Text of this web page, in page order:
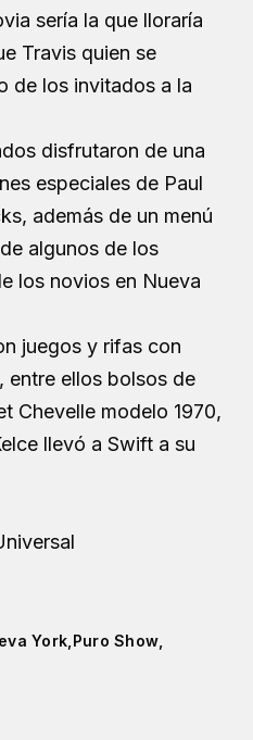
sería la que lloraría
Travis quien se
de los invitados a la
disfrutaron de una
especiales de Paul
además de un menú
algunos de los
los novios en Nueva
juegos y rifas con
entre ellos bolsos de
Chevelle modelo 1970,
llevó a Swift a su
York Puro Show